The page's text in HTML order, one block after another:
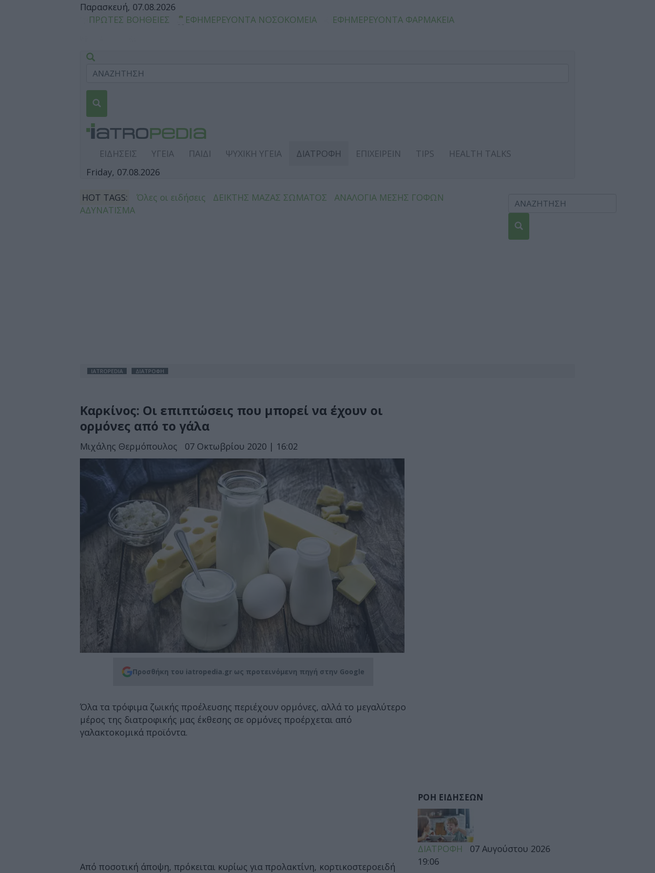
Παρασκευή, 07.08.2026
ΠΡΩΤΕΣ ΒΟΗΘΕΙΕΣ
ΕΦΗΜΕΡΕΥΟΝΤΑ ΝΟΣΟΚΟΜΕΙΑ ΕΦΗΜΕΡΕΥΟΝΤΑ ΦΑΡΜΑΚΕΙΑ
ΕΙΔΗΣΕΙΣ ΥΓΕΙΑ ΠΑΙΔΙ ΨΥΧΙΚΗ ΥΓΕΙΑ ΔΙΑΤΡΟΦΗ ΕΠΙΧΕΙΡΕΙΝ TIPS
HEALTH TALKS
Friday, 07.08.2026
HOT TAGS: Όλες οι ειδήσεις ΔΕΙΚΤΗΣ ΜΑΖΑΣ ΣΩΜΑΤΟΣ
ΑΝΑΛΟΓΙΑ ΜΕΣΗΣ ΓΟΦΩΝ
ΑΔΥΝΑΤΙΣΜΑ
IATROPEDIA ΔΙΑΤΡΟΦΗ
Καρκίνος: Οι επιπτώσεις που μπορεί να έχουν οι
ορμόνες από το γάλα
Μιχάλης Θερμόπουλος 07 Οκτωβρίου 2020 | 16:02
Προσθήκη του iatropedia.gr ως προτεινόμενη πηγή στην Google
Όλα τα τρόφιμα ζωικής προέλευσης περιέχουν ορμόνες, αλλά το μεγαλύτερο
μέρος της διατροφικής μας έκθεσης σε ορμόνες προέρχεται από
γαλακτοκομικά προϊόντα.
Από ποσοτική άποψη, πρόκειται κυρίως για προλακτίνη, κορτικοστεροειδή
ΡΟΗ ΕΙΔΗΣΕΩΝ
ΔΙΑΤΡΟΦΗ
07 Αυγούστου 2026
19:06